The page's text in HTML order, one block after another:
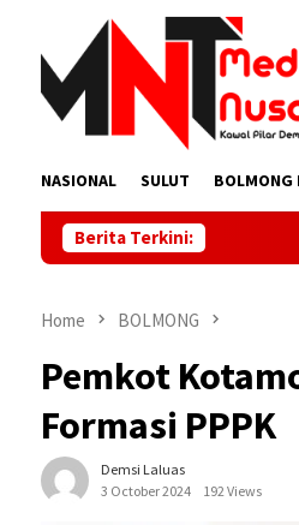
NASIONAL SULUT BOLMONG
Berita Terkini:
Home BOLMONG
Pemkot
Formasi PPPK
Demsi Laluas
3 October 2024
192 Views